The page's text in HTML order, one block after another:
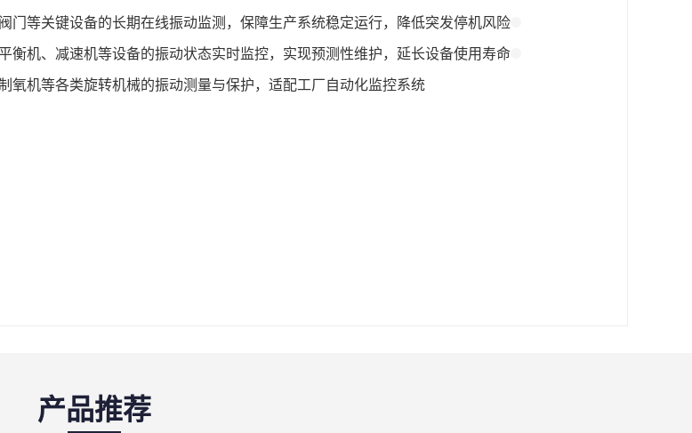
门等关键设备的长期在线振动监测，保障生产系统稳定运行，降低突发停机风险
衡机、减速机等设备的振动状态实时监控，实现预测性维护，延长设备使用寿命
氧机等各类旋转机械的振动测量与保护，适配工厂自动化监控系统
产品推荐